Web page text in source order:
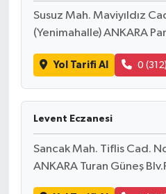
Susuz Mah. Maviyıldız
(Yenimahalle) ANKARA
Yol Tarifi Al 0
Levent Eczanesi
Sancak Mah. Tiflis Cad.
ANKARA Turan Güneş